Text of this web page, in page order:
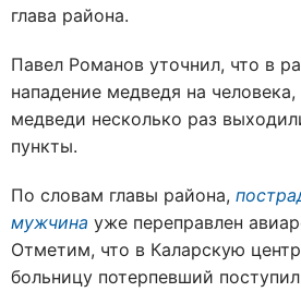
глава района.
Павел Романов уточнил, что в
нападение медведя на
медведи несколько раз
пункты.
По словам главы района,
мужчина уже переправлен
Отметим, что в Каларскую
больницу потерпевший